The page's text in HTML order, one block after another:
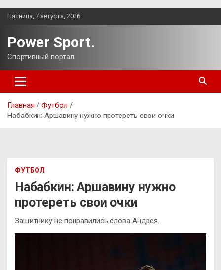
Перейти
Пятница, 7 августа, 2026
Power Sport.
Спортивный портал.
Главная
Футбол
Набабкин: Аршавину нужно протереть свои очки
ФУТБОЛ
Набабкин: Аршавину нужно
протереть свои очки
Защитнику не понравились слова Андрея.